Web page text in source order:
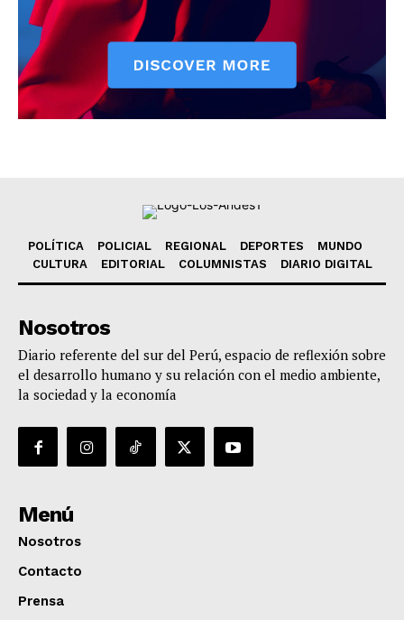
POLÍTICA POLICIAL REGIONAL DEPORTES
MUNDO
CULTURA
EDITORIAL COLUMNISTAS DIARIO DIGITAL
Nosotros
Diario referente del sur del Perú, espacio de reflexión sobre
el desarrollo humano y su relación con el medio ambiente,
la sociedad y la economía
Menú
Nosotros
Contacto
Prensa